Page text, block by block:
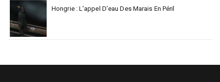
Hongrie : L’appel D’eau Des Marais En Péril